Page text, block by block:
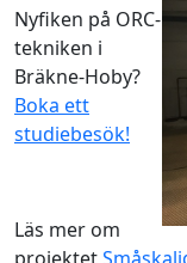
Nyfiken på ORC-
tekniken i
Bräkne-Hoby?
Boka ett
studiebesök!
Läs mer om